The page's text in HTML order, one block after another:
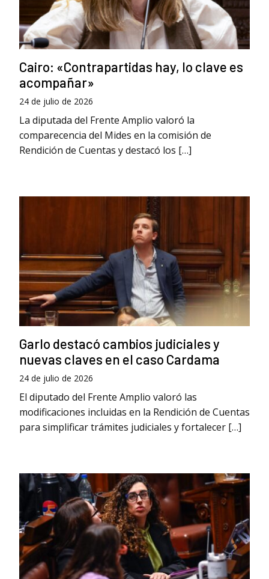
Cairo: «Contrapartidas hay, lo clave es
acompañar»
24 de julio de 2026
La diputada del Frente Amplio valoró la
comparecencia del Mides en la comisión de
Rendición de Cuentas y destacó los […]
Garlo destacó cambios judiciales y
nuevas claves en el caso Cardama
24 de julio de 2026
El diputado del Frente Amplio valoró las
modificaciones incluidas en la Rendición de Cuentas
para simplificar trámites judiciales y fortalecer […]